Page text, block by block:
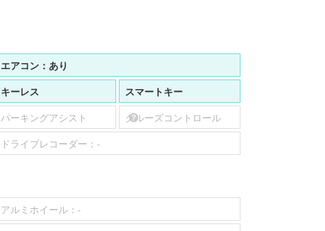
エアコン： あり
キーレス
スマートキー
パーキングアシスト
クルーズコントロール
ドライブレコーダー： -
アルミホイール： -